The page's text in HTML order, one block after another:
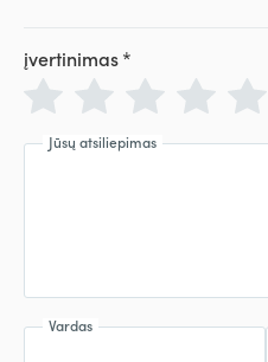
įvertinimas*
Jūsų atsiliepimas
Vardas